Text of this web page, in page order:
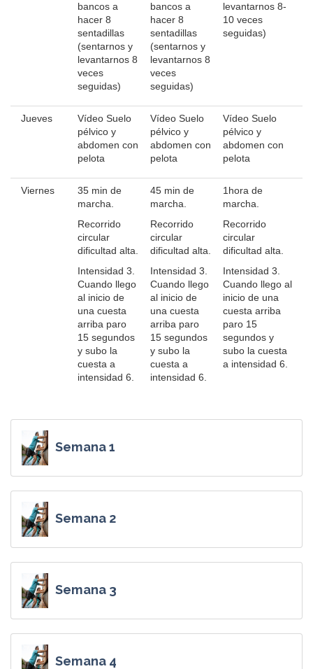
bancos a
hacer 8
sentadillas
(sentarnos y
levantarnos 8
veces
seguidas)
bancos a
hacer 8
sentadillas
(sentarnos y
levantarnos 8
veces
seguidas)
levantarnos 8-
10 veces
seguidas)
Jueves
Vídeo Suelo
pélvico y
abdomen con
pelota
Vídeo Suelo
pélvico y
abdomen con
pelota
Vídeo Suelo
pélvico y
abdomen con
pelota
Viernes
35 min de
marcha.
Recorrido
circular
dificultad alta.
Intensidad 3.
Cuando llego
al inicio de
una cuesta
arriba paro
15 segundos
y subo la
cuesta a
intensidad 6.
45 min de
marcha.
Recorrido
circular
dificultad alta.
Intensidad 3.
Cuando llego
al inicio de
una cuesta
arriba paro
15 segundos
y subo la
cuesta a
intensidad 6.
1hora de
marcha.
Recorrido
circular
dificultad alta.
Intensidad 3.
Cuando llego al
inicio de una
cuesta arriba
paro 15
segundos y
subo la cuesta
a intensidad 6.
Semana 1
Semana 2
Semana 3
Semana 4